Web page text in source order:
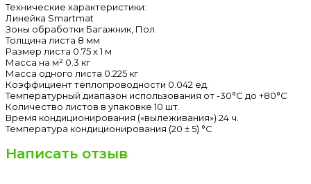
Технические характеристики:
Линейка Smartmat
Зоны обработки Багажник, Пол
Толщина листа 8 мм
Размер листа 0.75 х 1 м
Масса на м² 0.3 кг
Масса одного листа 0.225 кг
Коэффициент теплопроводности 0.042 ед.
Температурный диапазон использования от -30°С до +80°С
Количество листов в упаковке 10 шт.
Время кондиционирования («вылеживания») 24 ч.
Температура кондиционирования (20 ± 5) °C
Написать отзыв